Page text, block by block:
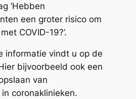
‘Hebben
een groter risico om
COVID-19?’.
informatie vindt u op de
bijvoorbeeld ook een
van
coronaklinieken.